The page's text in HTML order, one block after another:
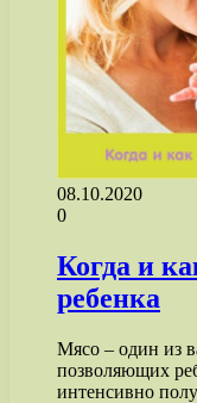
08.10.2020
0
Когда и
ребенка
Мясо – один из
позволяющих
интенсивно